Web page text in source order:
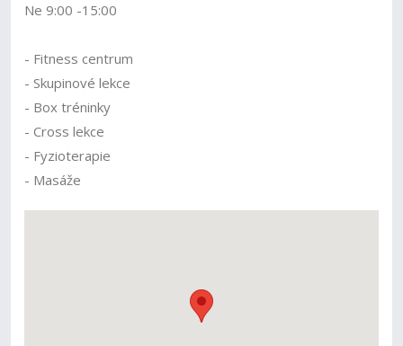
Ne 9:00 -15:00
- Fitness centrum
- Skupinové lekce
- Box tréninky
- Cross lekce
- Fyzioterapie
- Masáže